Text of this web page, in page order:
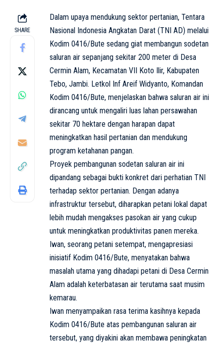
SHARE
Dalam upaya mendukung sektor pertanian, Tentara
Nasional Indonesia Angkatan Darat (TNI AD) melalui
Kodim 0416/Bute sedang giat membangun sodetan
saluran air sepanjang sekitar 200 meter di Desa
Cermin Alam, Kecamatan VII Koto Ilir, Kabupaten
Tebo, Jambi. Letkol Inf Areif Widyanto, Komandan
Kodim 0416/Bute, menjelaskan bahwa saluran air ini
dirancang untuk mengaliri luas lahan persawahan
sekitar 70 hektare dengan harapan dapat
meningkatkan hasil pertanian dan mendukung
program ketahanan pangan.
Proyek pembangunan sodetan saluran air ini
dipandang sebagai bukti konkret dari perhatian TNI
terhadap sektor pertanian. Dengan adanya
infrastruktur tersebut, diharapkan petani lokal dapat
lebih mudah mengakses pasokan air yang cukup
untuk meningkatkan produktivitas panen mereka.
Iwan, seorang petani setempat, mengapresiasi
inisiatif Kodim 0416/Bute, menyatakan bahwa
masalah utama yang dihadapi petani di Desa Cermin
Alam adalah keterbatasan air terutama saat musim
kemarau.
Iwan menyampaikan rasa terima kasihnya kepada
Kodim 0416/Bute atas pembangunan saluran air
tersebut, yang diyakini akan membawa peningkatan